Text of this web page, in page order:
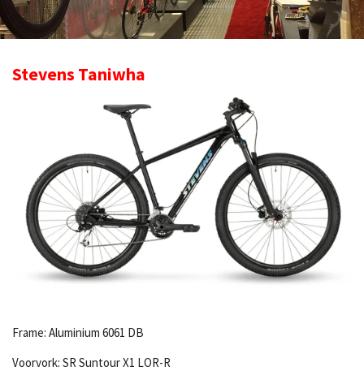
Stevens Taniwha
Frame: Aluminium 6061 DB
Voorvork: SR Suntour X1 LOR-R